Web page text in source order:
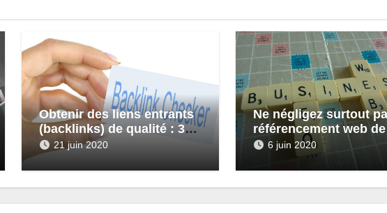
Obtenir des liens entrants
(backlinks) de qualité : 3
astuces pratiques
21 juin 2020
Ne négligez surtout
référencement web
sites6 juin 2020